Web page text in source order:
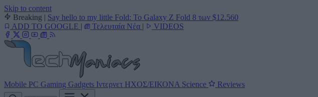
Skip to content
Breaking | Say hello to my little Fold: Το Galaxy Z Fold 8 των $12.560
ADD TO GOOGLE | Τελευταία Νέα | VIDEOS
Mobile PC Gaming Gadgets Ιντερνετ ΗΧΟΣ/ΕΙΚΟΝΑ Science Reviews